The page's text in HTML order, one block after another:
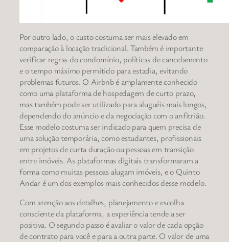
Por outro lado, o custo costuma ser mais elevado em
comparação à locação tradicional. Também é importante
verificar regras do condomínio, políticas de cancelamento
e o tempo máximo permitido para estadia, evitando
problemas futuros. O Airbnb é amplamente conhecido
como uma plataforma de hospedagem de curto prazo,
mas também pode ser utilizado para aluguéis mais longos,
dependendo do anúncio e da negociação com o anfitrião.
Esse modelo costuma ser indicado para quem precisa de
uma solução temporária, como estudantes, profissionais
em projetos de curta duração ou pessoas em transição
entre imóveis. As plataformas digitais transformaram a
forma como muitas pessoas alugam imóveis, e o Quinto
Andar é um dos exemplos mais conhecidos desse modelo.
Com atenção aos detalhes, planejamento e escolha
consciente da plataforma, a experiência tende a ser
positiva. O segundo passo é avaliar o valor de cada opção
de contrato para você e para a outra parte. O valor de uma